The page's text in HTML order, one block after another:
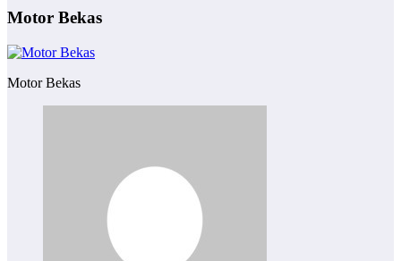
Motor Bekas
Motor Bekas